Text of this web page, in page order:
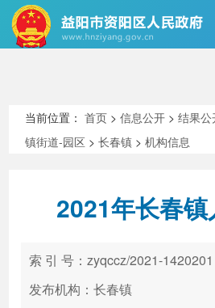
新闻中心
政务服务
当前位置：首页 >信息公开 >结果公
镇街道-园区 >长春镇 >机构信息
2021年长春
索 引 号：zyqccz/2021-1420201
发布机构：长春镇